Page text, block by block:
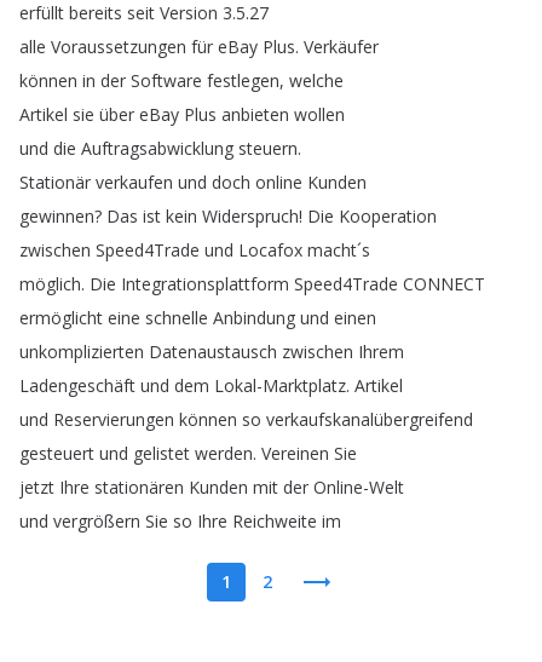
erfüllt bereits seit Version 3.5.27
alle Voraussetzungen für eBay Plus. Verkäufer
können in der Software festlegen, welche
Artikel sie über eBay Plus anbieten wollen
und die Auftragsabwicklung steuern.
Stationär verkaufen und doch online Kunden
gewinnen? Das ist kein Widerspruch! Die Kooperation
zwischen Speed4Trade und Locafox macht´s
möglich. Die Integrationsplattform Speed4Trade CONNECT
ermöglicht eine schnelle Anbindung und einen
unkomplizierten Datenaustausch zwischen Ihrem
Ladengeschäft und dem Lokal-Marktplatz. Artikel
und Reservierungen können so verkaufskanalübergreifend
gesteuert und gelistet werden. Vereinen Sie
jetzt Ihre stationären Kunden mit der Online-Welt
und vergrößern Sie so Ihre Reichweite im
1 2